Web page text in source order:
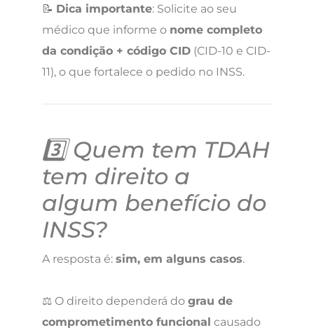
📝 Dica importante: Solicite ao seu
médico que informe o nome completo
da condição + código CID (CID-10 e CID-
11), o que fortalece o pedido no INSS.
3️⃣ Quem tem TDAH
tem direito a
algum benefício do
INSS?
A resposta é: sim, em alguns casos.
⚖️ O direito dependerá do grau de
comprometimento funcional causado